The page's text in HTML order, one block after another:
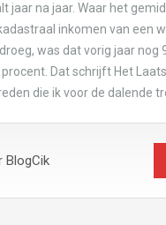
jaar na jaar. Waar het
inkomen van een
was dat vorig jaar nog
Dat schrijft Het
die ik voor de dalende
BlogCik